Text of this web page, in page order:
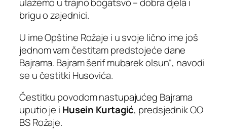
ulažemo u trajno bogatsvo – dobra djela i
brigu o zajednici.
U ime Opštine Rožaje i u svoje lično ime još
jednom vam čestitam predstojeće dane
Bajrama. Bajram šerif mubarek olsun“, navodi
se u čestitki Husovića.
Čestitku povodom nastupajućeg Bajrama
uputio je i Husein Kurtagić, predsjednik OO
BS Rožaje.